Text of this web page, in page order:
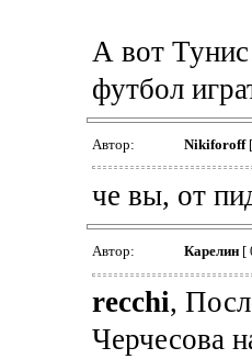
А вот Тунис
футбол
Автор: Nikiforoff[
че вы, от
Автор: Карелин[
recchi,
Черчесова